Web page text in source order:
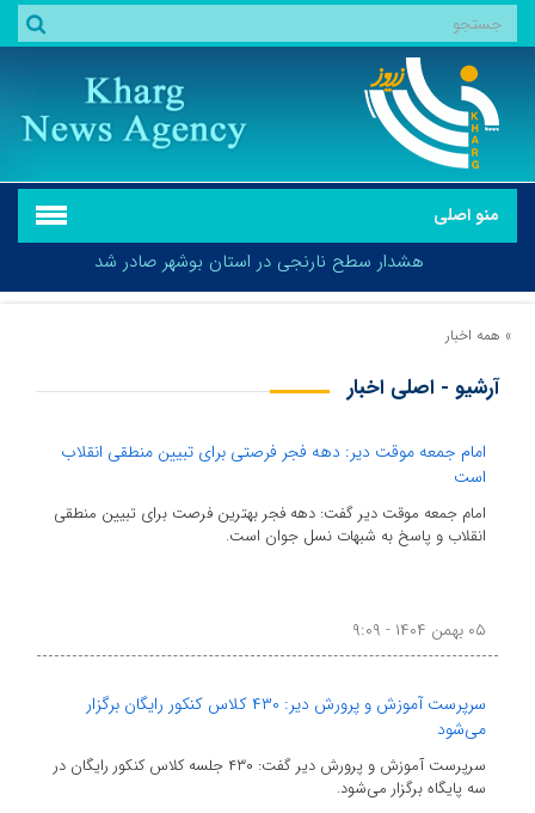
منو اصلی
هشدار سطح نارنجی در استان بوشهر صادر شد
» همه اخبار
آرشیو - اصلی اخبار
امام جمعه موقت دیر: دهه فجر فرصتی برای تبیین منطقی انقلاب
است
امام جمعه موقت دیر گفت: دهه فجر بهترین فرصت برای تبیین منطقی
انقلاب و پاسخ به شبهات نسل جوان است.
۰۵ بهمن ۱۴۰۴ - ۹:۰۹
سرپرست آموزش و پرورش دیر: ۴۳۰ کلاس کنکور رایگان برگزار
می‌شود
سرپرست آموزش و پرورش دیر گفت: ۴۳۰ جلسه کلاس کنکور رایگان در
سه پایگاه برگزار می‌شود.